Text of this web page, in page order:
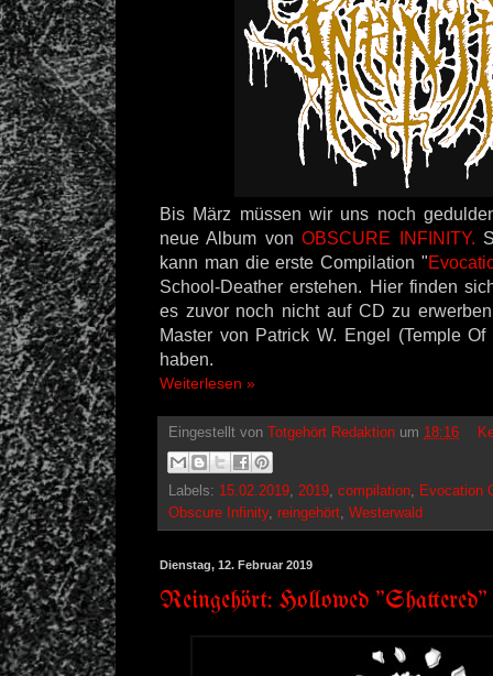
Bis März müssen wir uns noch
neue Album vonOBSCURE INFINITY.
kann man die erste Compilation "
School-Deather erstehen. Hier finden
es zuvor noch nicht auf CD zu
Master von Patrick W. Engel (Temple Of
haben.
Weiterlesen »
Eingestellt von Totgehört Redaktion um 18:16
Labels: 15.02.2019 2019 compilation Evocation
Obscure Infinity, reingehört Westerwald
Dienstag, 12. Februar 2019
Reingehört: Hollowed "Shattered"